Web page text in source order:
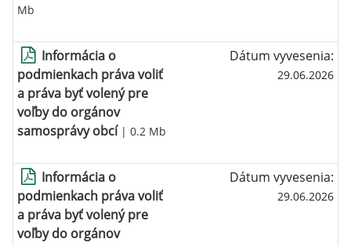
Mb
Informácia o
podmienkach práva voliť
a práva byť volený pre
voľby do orgánov
samosprávy obcí| 0.2 Mb
Dátum vyvesenia:
29.06.2026
Informácia o
podmienkach práva voliť
a práva byť volený pre
voľby do orgánov
Dátum vyvesenia:
29.06.2026